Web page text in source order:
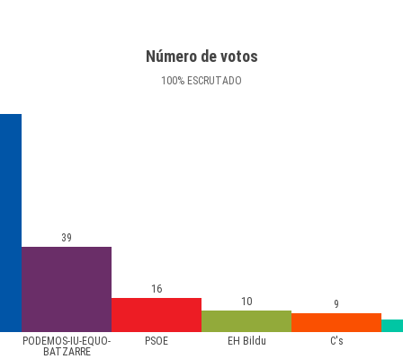
Número de votos
100% ESCRUTADO
PODEMOS-IU-EQUO-
BATZARRE
PSOE EH Bildu C's
39
16
10
9